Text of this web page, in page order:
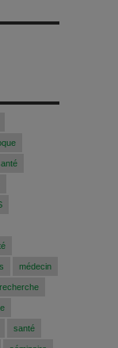
médecin
recherche
santé